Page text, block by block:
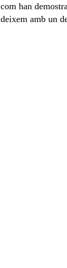
com han
deixem amb un